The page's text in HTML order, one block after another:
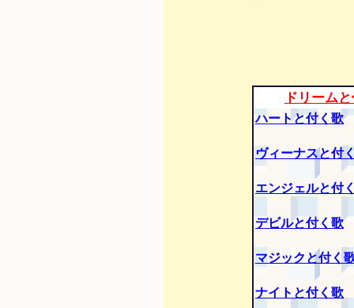
ドリーム
ハートと付く歌
ヴィーナスと付
エンジェルと付
デビルと付く歌
マジックと付く
ナイトと付く歌